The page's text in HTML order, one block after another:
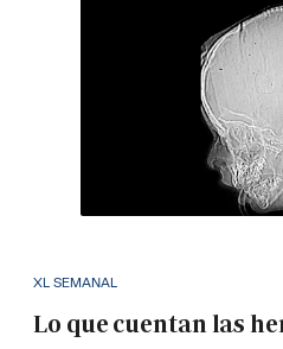
XL SEMANAL
Lo que cuentan las